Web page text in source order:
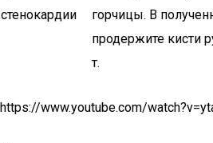
стенокардии
горчицы. В
продержите кисти
т.
https://www.youtube.com/